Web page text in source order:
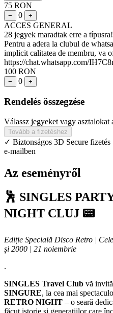
75 RON
− 0 +
ACCES GENERAL
28 jegyek maradtak erre a típusra!
Pentru a adera la clubul de
implicit calitatea de membru, va
https://chat.whatsapp.com/
100 RON
− 0 +
Rendelés összegzése
Válassz jegyeket vagy asztalokat
Tovább a fizetéshez
✓ Biztonságos 3D Secure fizetés
e-mailben
Az eseményről
🕺 SINGLES
NIGHT CLUJ 📟
Ediție Specială Disco Retro |
și 2000 | 21 noiembrie
.
SINGLES Travel Club vă
SINGURE, la cea mai
RETRO NIGHT – o seară
făcut istorie și generațiilor care